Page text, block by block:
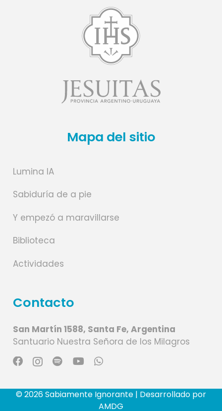
Mapa del sitio
Lumina IA
Sabiduría de a pie
Y empezó a maravillarse
Biblioteca
Actividades
Contacto
San Martín 1588, Santa Fe, Argentina
Santuario Nuestra Señora de los Milagros
© 2026 Sabiamente Ignorante | Desarrollado por
AMDG